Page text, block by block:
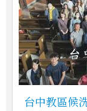
台中教區候